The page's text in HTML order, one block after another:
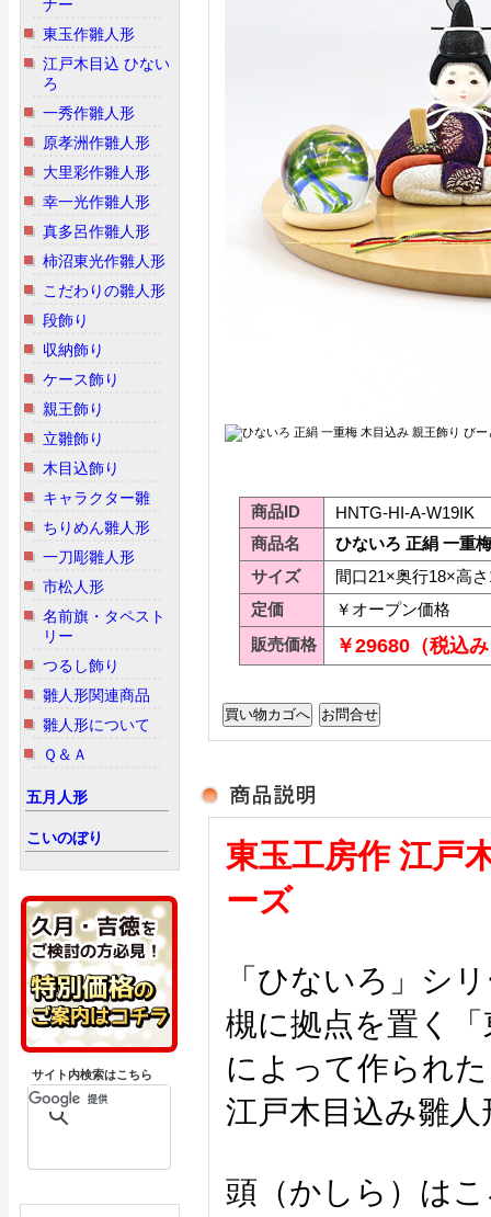
ナー
東玉作雛人形
江戸木目込 ひない
ろ
一秀作雛人形
原孝洲作雛人形
大里彩作雛人形
幸一光作雛人形
真多呂作雛人形
柿沼東光作雛人形
こだわりの雛人形
段飾り
収納飾り
ケース飾り
親王飾り
立雛飾り
木目込飾り
キャラクター雛
ちりめん雛人形
一刀彫雛人形
市松人形
名前旗・タペスト
リー
つるし飾り
雛人形関連商品
雛人形について
Ｑ＆Ａ
五月人形
こいのぼり
サイト内検索はこちら
商品ID
HNTG-HI-A-W19IK
商品名
ひないろ 正絹 一重
サイズ
間口21×奥行18×高
定価
￥オープン価格
販売価格
￥29680（税込
東玉工房作 江戸
ーズ
「ひないろ」シ
槻に拠点を置く
によって作られ
江戸木目込み雛人
頭（かしら）は